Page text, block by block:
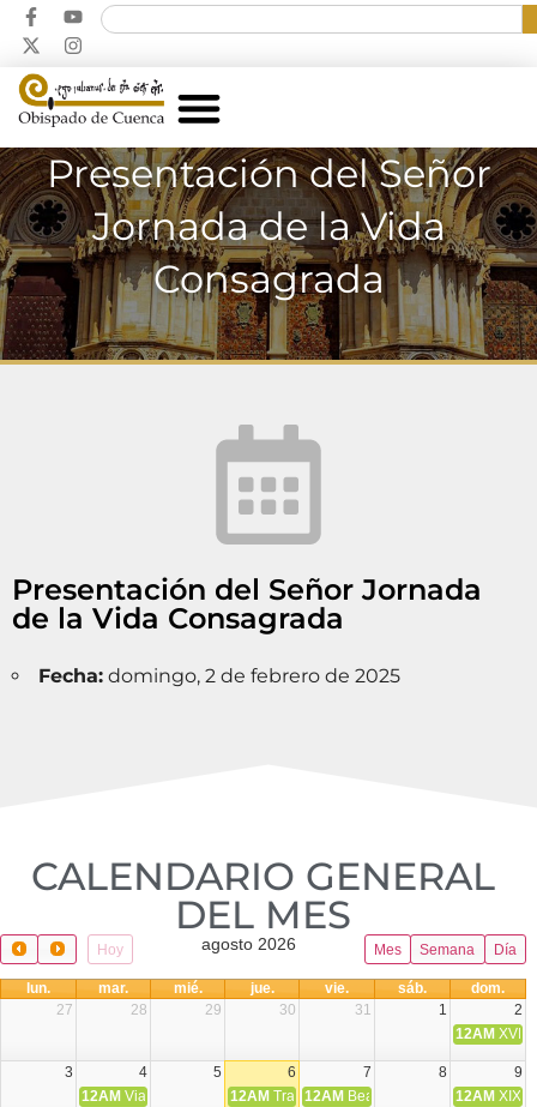
Presentación del Señor
Jornada de la Vida
Consagrada
Presentación del Señor Jornada
de la Vida Consagrada
Fecha: domingo, 2 de febrero de 2025
CALENDARIO GENERAL
DEL MES​
Hoy Mes Semana Día
agosto 2026
lun. mar. mié. jue. vie. sáb.
dom.
27
28 29 30 31 1
2
12AM XVIII
3 4 5 6 7 8
9
12AM Viaje Diocesano a Japón.
12AM Transfiguración del Señor
12AM Beatos Cruz Laplana,
12AM XIX